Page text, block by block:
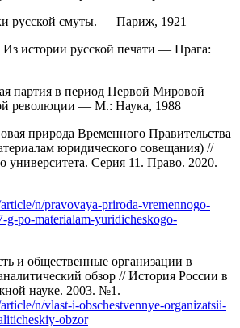
русской смуты. — Париж, 1921
истории русской печати — Прага:
партия в период Первой Мировой
революции — М.: Наука, 1988
природа Временного Правительства
юридического совещания) //
университета. Серия 11. Право. 2020.
n/pravovaya-priroda-vremennogo-
g-po-materialam-yuridicheskogo-
и общественные организации в
обзор // История России в
науке. 2003. №1.
n/vlast-i-obschestvennye-organizatsii-
obzor